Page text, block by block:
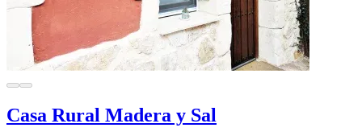
Casa Rural Madera y Sal